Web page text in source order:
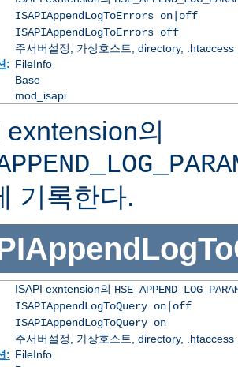
ISAPIAppendLogToErrors on|off
ISAPIAppendLogToErrors off
주서버설정, 가상호스트, directory, .htaccess
: FileInfo
Base
mod_isapi
exntension의
기록한다.
ISAPI exntension의
ISAPIAppendLogToQuery on|off
ISAPIAppendLogToQuery on
주서버설정, 가상호스트, directory, .htaccess
: FileInfo